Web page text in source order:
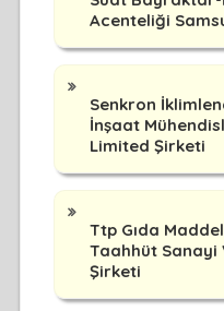
Acenteliği
Senkron
İnşaat
Limited Şirketi
Ttp Gıda
Taahhüt
Şirketi